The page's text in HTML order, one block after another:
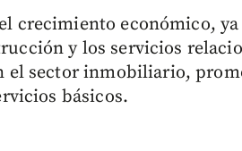
crecimiento económico,
y los servicios
sector inmobiliario,
básicos.